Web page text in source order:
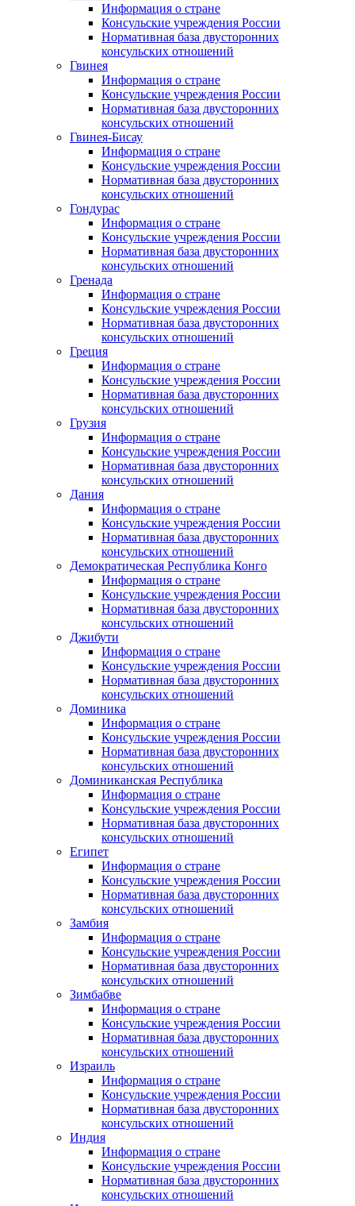
Информация о стране
Консульские учреждения России
Нормативная база двусторонних
консульских отношений
Гвинея
Информация о стране
Консульские учреждения России
Нормативная база двусторонних
консульских отношений
Гвинея-Бисау
Информация о стране
Консульские учреждения России
Нормативная база двусторонних
консульских отношений
Гондурас
Информация о стране
Консульские учреждения России
Нормативная база двусторонних
консульских отношений
Гренада
Информация о стране
Консульские учреждения России
Нормативная база двусторонних
консульских отношений
Греция
Информация о стране
Консульские учреждения России
Нормативная база двусторонних
консульских отношений
Грузия
Информация о стране
Консульские учреждения России
Нормативная база двусторонних
консульских отношений
Дания
Информация о стране
Консульские учреждения России
Нормативная база двусторонних
консульских отношений
Демократическая Республика Конго
Информация о стране
Консульские учреждения России
Нормативная база двусторонних
консульских отношений
Джибути
Информация о стране
Консульские учреждения России
Нормативная база двусторонних
консульских отношений
Доминика
Информация о стране
Консульские учреждения России
Нормативная база двусторонних
консульских отношений
Доминиканская Республика
Информация о стране
Консульские учреждения России
Нормативная база двусторонних
консульских отношений
Египет
Информация о стране
Консульские учреждения России
Нормативная база двусторонних
консульских отношений
Замбия
Информация о стране
Консульские учреждения России
Нормативная база двусторонних
консульских отношений
Зимбабве
Информация о стране
Консульские учреждения России
Нормативная база двусторонних
консульских отношений
Израиль
Информация о стране
Консульские учреждения России
Нормативная база двусторонних
консульских отношений
Индия
Информация о стране
Консульские учреждения России
Нормативная база двусторонних
консульских отношений